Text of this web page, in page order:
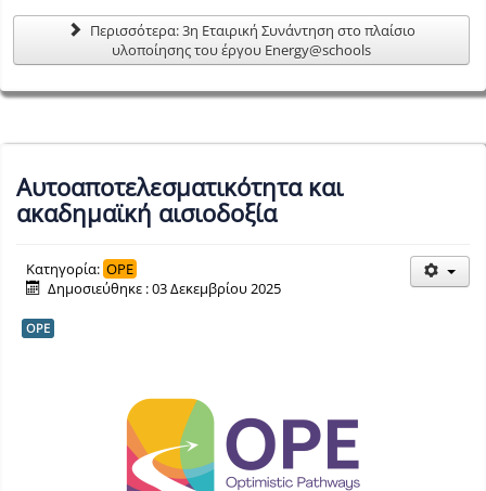
Περισσότερα: 3η Εταιρική Συνάντηση στο πλαίσιο
υλοποίησης του έργου Energy@schools
Αυτοαποτελεσματικότητα και
ακαδημαϊκή αισιοδοξία
Κατηγορία: OPE
Δημοσιεύθηκε : 03 Δεκεμβρίου 2025
OPE